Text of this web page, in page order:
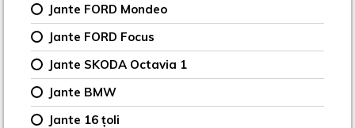
Jante FORD Mondeo
Jante FORD Focus
Jante SKODA Octavia 1
Jante BMW
Jante 16 țoli